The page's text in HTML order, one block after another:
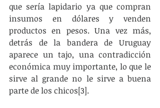
que sería lapidario ya que compran
insumos en dólares y venden
productos en pesos. Una vez más,
detrás de la bandera de Uruguay
aparece un tajo, una contradicción
económica muy importante, lo que le
sirve al grande no le sirve a buena
parte de los chicos[3].